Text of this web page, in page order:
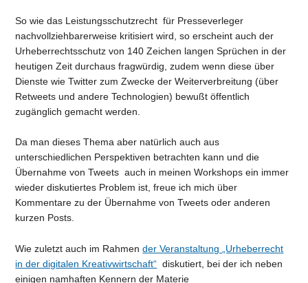
So wie das Leistungsschutzrecht für Presseverleger
nachvollziehbarerweise kritisiert wird, so erscheint auch der
Urheberrechtsschutz von 140 Zeichen langen Sprüchen in der
heutigen Zeit durchaus fragwürdig, zudem wenn diese über
Dienste wie Twitter zum Zwecke der Weiterverbreitung (über
Retweets und andere Technologien) bewußt öffentlich
zugänglich gemacht werden.
Da man dieses Thema aber natürlich auch aus
unterschiedlichen Perspektiven betrachten kann und die
Übernahme von Tweets auch in meinen Workshops ein immer
wieder diskutiertes Problem ist, freue ich mich über
Kommentare zu der Übernahme von Tweets oder anderen
kurzen Posts.
Wie zuletzt auch im Rahmender Veranstaltung „Urheberrecht
in der digitalen Kreativwirtschaft“ diskutiert, bei der ich neben
einigen namhaften Kennern der Materie